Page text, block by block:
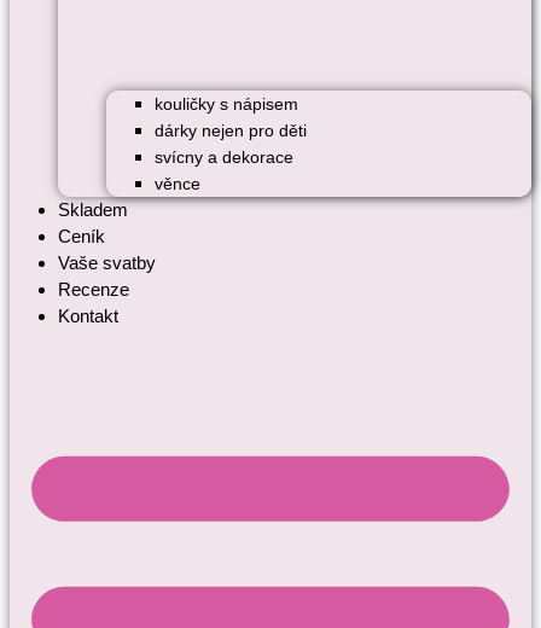
kouličky s nápisem
dárky nejen pro děti
svícny a dekorace
věnce
Skladem
Ceník
Vaše svatby
Recenze
Kontakt